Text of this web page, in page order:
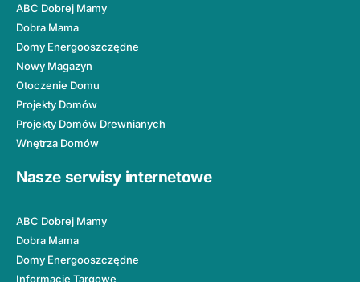
ABC Dobrej Mamy
Dobra Mama
Domy Energooszczędne
Nowy Magazyn
Otoczenie Domu
Projekty Domów
Projekty Domów Drewnianych
Wnętrza Domów
Nasze serwisy internetowe
ABC Dobrej Mamy
Dobra Mama
Domy Energooszczędne
Informacje Targowe